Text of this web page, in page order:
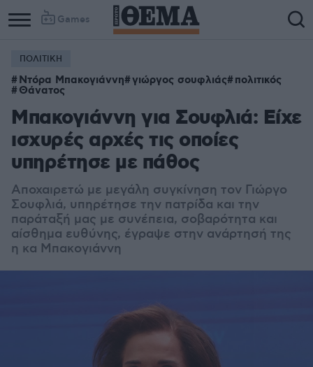
Games
Column
1
Column
2
ΠΟΛΙΤΙΚΗ
Ντόρα Μπακογιάννη γιώργος σουφλιάς πολιτικός
Θάνατος
Μπακογιάννη για Σουφλιά: Είχε
ισχυρές αρχές τις οποίες
υπηρέτησε με πάθος
Αποχαιρετώ με μεγάλη συγκίνηση τον Γιώργο
Σουφλιά, υπηρέτησε την πατρίδα και την
παράταξή μας με συνέπεια, σοβαρότητα και
αίσθημα ευθύνης, έγραψε στην ανάρτησή της
η κα Μπακογιάννη